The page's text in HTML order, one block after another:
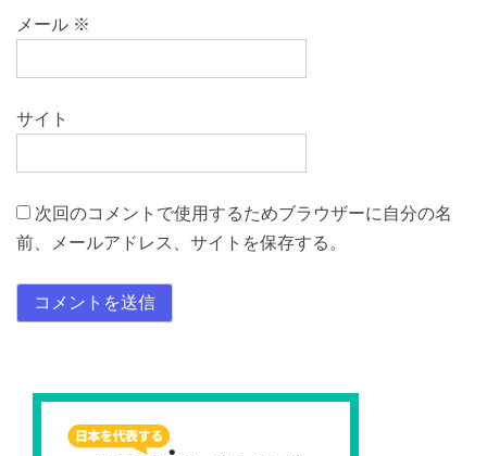
メール ※
サイト
次回のコメントで使用するためブラウザーに自分の名
前、メールアドレス、サイトを保存する。